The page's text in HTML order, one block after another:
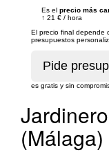
Es el precio más
↑ 21 € / hora
El precio final depende
presupuestos
es gratis y sin
(Málaga)